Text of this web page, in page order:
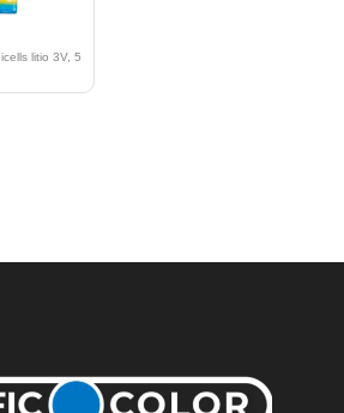
litio 3V, 5